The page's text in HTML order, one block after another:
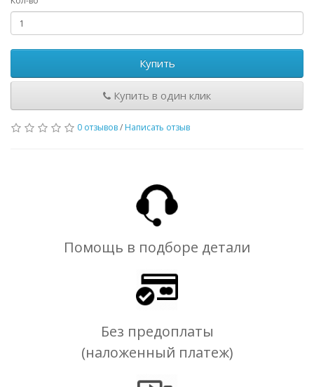
Купить
Купить в один клик
0 отзывов/ Написать отзыв
Помощь в подборе детали
Без предоплаты
(наложенный платеж)